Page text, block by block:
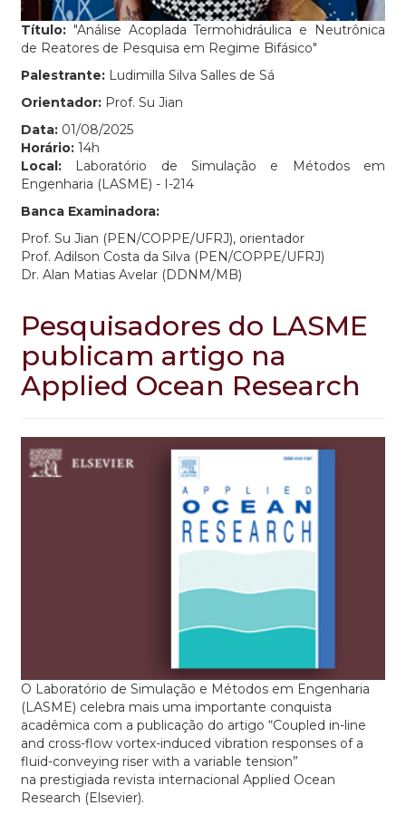
Título: "Análise Acoplada Termohidráulica e Neutrônica
de Reatores de Pesquisa em Regime Bifásico"
Palestrante: Ludimilla Silva Salles de Sá
Orientador: Prof. Su Jian
Data: 01/08/2025
Horário: 14h
Local: Laboratório de Simulação e Métodos em
Engenharia (LASME) - I-214
Banca Examinadora:
Prof. Su Jian (PEN/COPPE/UFRJ), orientador
Prof. Adilson Costa da Silva (PEN/COPPE/UFRJ)
Dr. Alan Matias Avelar (DDNM/MB)
Pesquisadores do LASME
publicam artigo na
Applied Ocean Research
O Laboratório de Simulação e Métodos em Engenharia
(LASME) celebra mais uma importante conquista
acadêmica com a publicação do artigo “Coupled in-line
and cross-flow vortex-induced vibration responses of a
fluid-conveying riser with a variable tension”
na prestigiada revista internacional Applied Ocean
Research (Elsevier).